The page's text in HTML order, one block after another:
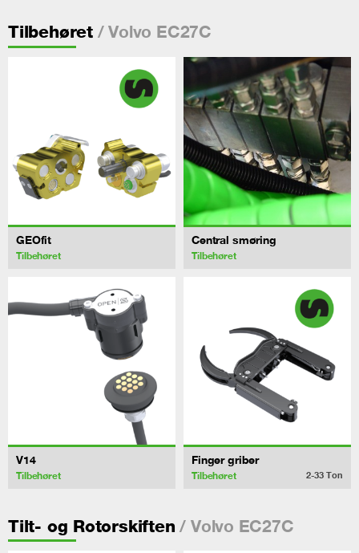
Tilbehøret/ Volvo EC27C
GEOfit
Tilbehøret
Central smøring
Tilbehøret
V14
Tilbehøret
Finger griber
Tilbehøret 2-33 Ton
Tilt- og Rotorskiften / Volvo EC27C